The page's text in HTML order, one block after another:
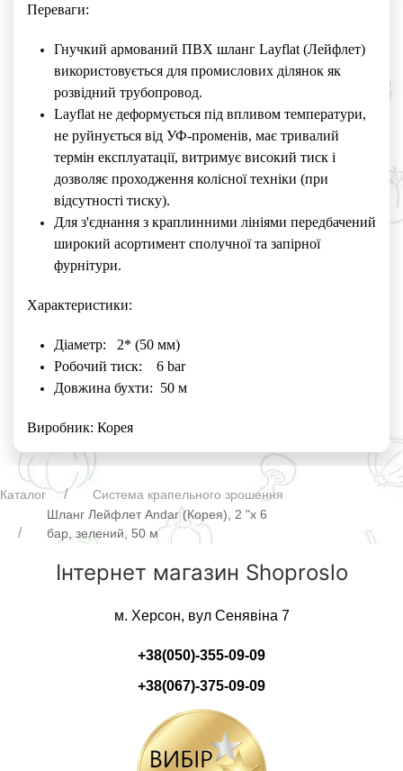
Переваги:
Гнучкий армований ПВХ шланг Layflat (Лейфлет)
використовується для промислових ділянок як
розвідний трубопровод.
Layflat не деформується під впливом температури,
не руйнується від УФ-променів, має тривалий
термін експлуатації, витримує високий тиск і
дозволяє проходження колісної техніки (при
відсутності тиску).
Для з'єднання з краплинними лініями передбачений
широкий асортимент сполучної та запірної
фурнітури.
Характеристики:
Діаметр: 2* (50 мм)
Робочий тиск: 6 bar
Довжина бухти: 50 м
Виробник: Корея
Каталог
Система крапельного зрошення
Шланг Лейфлет Andar (Корея), 2 "х 6
бар, зелений, 50 м
Інтернет магазин Shoproslo
м. Херсон, вул Сенявіна 7
+38(050)-355-09-09
+38(067)-375-09-09